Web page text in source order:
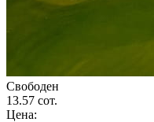
Свободен
13.57 сот.
Цена: